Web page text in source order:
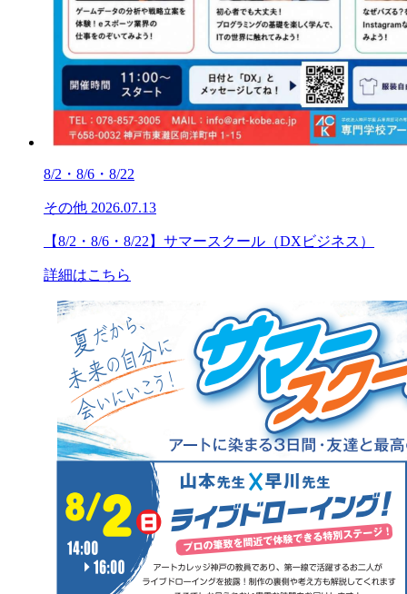
8/2・8/6・8/22
その他 2026.07.13
【8/2・8/6・8/22】サマースクール（DXビジネス）
詳細はこちら